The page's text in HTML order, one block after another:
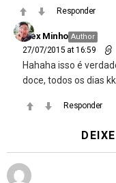
Responder
Alex Minho Author
27/07/2015 at 16:59
Hahaha isso é
doce, todos os dias
Responder